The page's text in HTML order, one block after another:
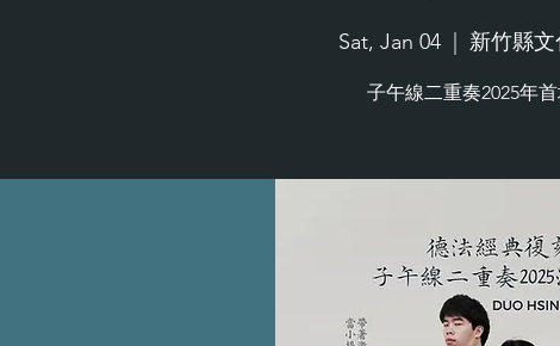
Sat, Jan 04 新竹縣